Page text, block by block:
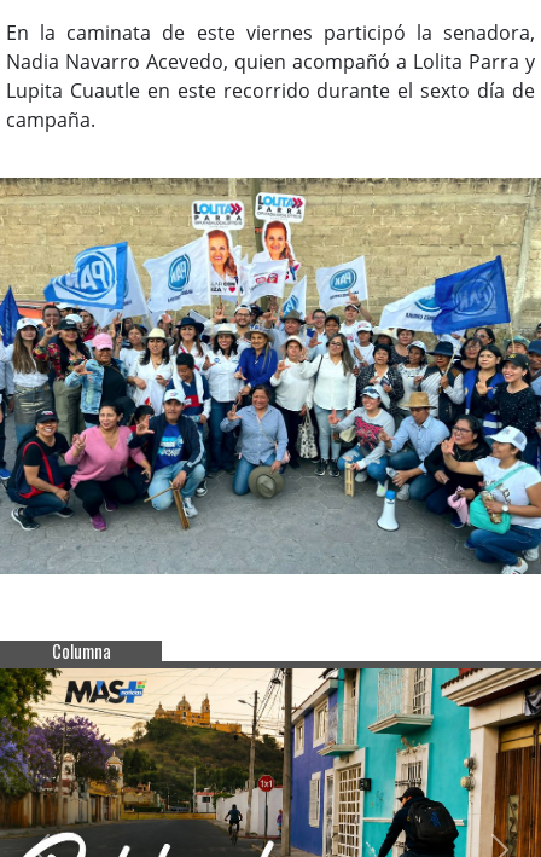
En la caminata de este viernes participó la senadora,
Nadia Navarro Acevedo, quien acompañó a Lolita Parra y
Lupita Cuautle en este recorrido durante el sexto día de
campaña.
Columna